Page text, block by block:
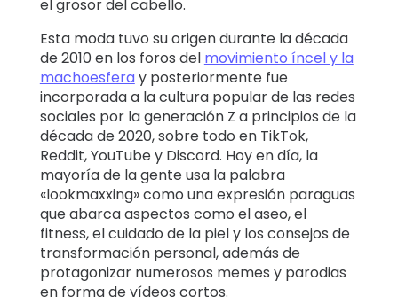
el grosor del cabello.
Esta moda tuvo su origen durante la década
de 2010 en los foros del movimiento íncel y la
machoesfera y posteriormente fue
incorporada a la cultura popular de las redes
sociales por la generación Z a principios de la
década de 2020, sobre todo en TikTok,
Reddit, YouTube y Discord. Hoy en día, la
mayoría de la gente usa la palabra
«lookmaxxing» como una expresión paraguas
que abarca aspectos como el aseo, el
fitness, el cuidado de la piel y los consejos de
transformación personal, además de
protagonizar numerosos memes y parodias
en forma de vídeos cortos.